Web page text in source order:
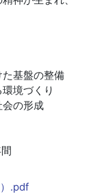
基盤の整備
境づくり
の形成
.pdf